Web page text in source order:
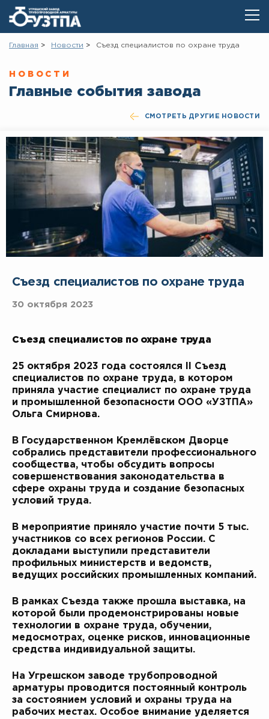
Главная Новости Съезд специалистов по охране труда
НОВОСТИ
Главные события завода
СМОТРЕТЬ ДРУГИЕ НОВОСТИ
Съезд специалистов по охране труда
30 октября 2023
Съезд специалистов по охране труда
25 октября 2023 года состоялся II Съезд
специалистов по охране труда, в котором
приняла участие специалист по охране труда
и промышленной безопасности ООО «УЗТПА»
Ольга Смирнова.
В Государственном Кремлёвском Дворце
собрались представители профессионального
сообщества, чтобы обсудить вопросы
совершенствования законодательства в
сфере охраны труда и создание безопасных
условий труда.
В мероприятие приняло участие почти 5 тыс.
участников со всех регионов России. С
докладами выступили представители
профильных министерств и ведомств,
ведущих российских промышленных компаний.
В рамках Съезда также прошла выставка, на
которой были продемонстрированы новые
технологии в охране труда, обучении,
медосмотрах, оценке рисков, инновационные
средства индивидуальной защиты.
На Угрешском заводе трубопроводной
арматуры проводится постоянный контроль
за состоянием условий и охраны труда на
рабочих местах. Особое внимание уделяется